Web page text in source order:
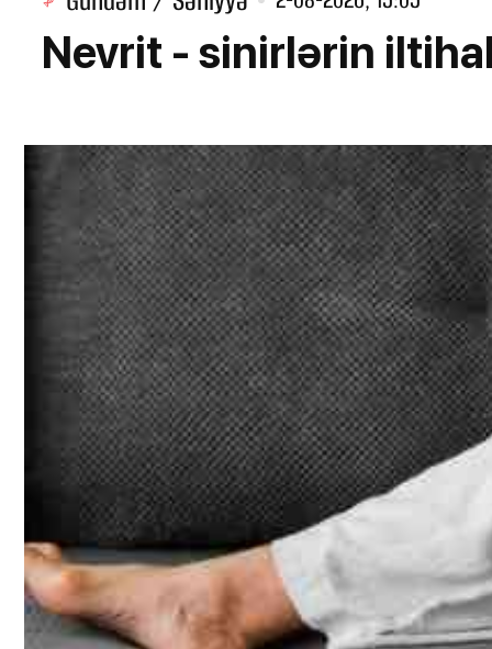
Nevrit - sinirlərin